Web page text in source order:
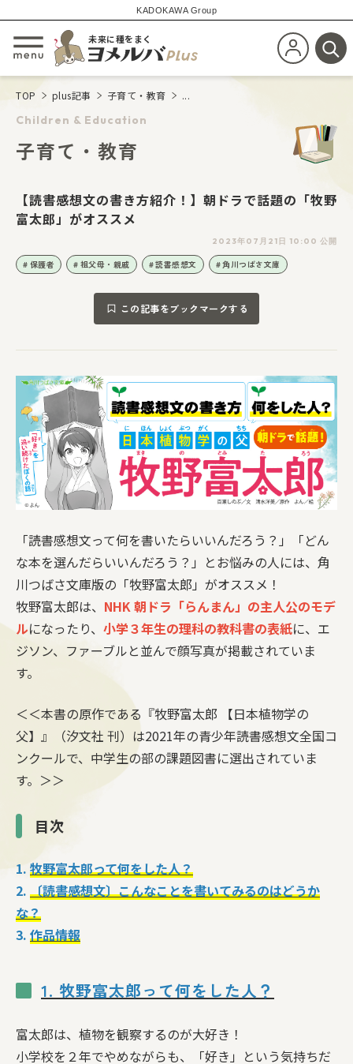
KADOKAWA Group
メニューを開閉する
未来に種をまく
新規会員登
検
TOP plus記事 子育て・教育 ...
Children & Education
子育て・教育
【読書感想文の書き方紹介！】朝ドラで話題の「牧野
富太郎」がオススメ
2023年07月21日 10:00 公開
保護者 祖父母・親戚 読書感想文 角川つばさ文庫
この記事をブックマークする
「読書感想文って何を書いたらいいんだろう？」「どん
な本を選んだらいいんだろう？」とお悩みの人には、角
川つばさ文庫版の「牧野富太郎」がオススメ！
牧野富太郎は、 NHK 朝ドラ「らんまん」の主人公のモデ
ルになったり、 小学３年生の理科の教科書の表紙に、エ
ジソン、ファーブルと並んで顔写真が掲載されていま
す。
＜＜本書の原作である『牧野富太郎 【日本植物学の
父】』（汐文社 刊）は2021年の青少年読書感想文全国コ
ンクールで、中学生の部の課題図書に選出されていま
す。＞＞
目次
1. 牧野富太郎って何をした人？
2. 〔読書感想文〕こんなことを書いてみるのはどうか
な？
3. 作品情報
1. 牧野富太郎って何をした人？
富太郎は、植物を観察するのが大好き！
小学校を２年でやめながらも、「好き」という気持ちだ